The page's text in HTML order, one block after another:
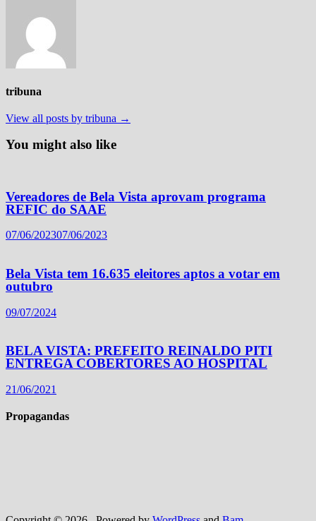
tribuna
View all posts by tribuna →
You might also like
Vereadores de Bela Vista aprovam programa
REFIC do SAAE
07/06/202307/06/2023
Bela Vista tem 16.635 eleitores aptos a votar em
outubro
09/07/2024
BELA VISTA: PREFEITO REINALDO PITI
ENTREGA COBERTORES AO HOSPITAL
21/06/2021
Propagandas